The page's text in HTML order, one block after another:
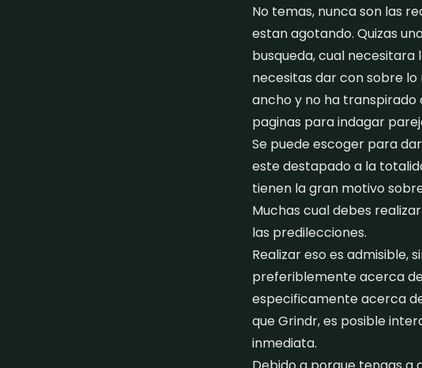
No temas, nunca son las
estan agotando. Quizas
busqueda, cual necesitara
necesitas dar con sobre
ancho y no ha transpirado
paginas para indagar
Se puede escoger para
este destapado a la
tienen la gran motivo
Muchas cual debes
las predilecciones.
Realizar eso es
preferiblemente acerca
especificamente acerca
que Grindr, es posible
inmediata.